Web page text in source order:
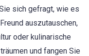
sich gefragt, wie es
auszutauschen,
oder kulinarische
und fangen Sie